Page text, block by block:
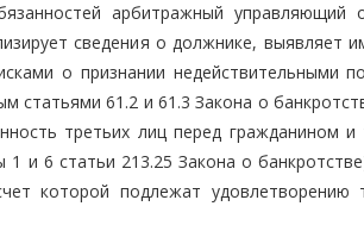
арбитражный управляющий
сведения о должнике, выявляет
о признании недействительными
статьями 61.2 и 61.3 Закона о
третьих лиц перед гражданином и
и 6 статьи 213.25 Закона о
которой подлежат удовлетворению